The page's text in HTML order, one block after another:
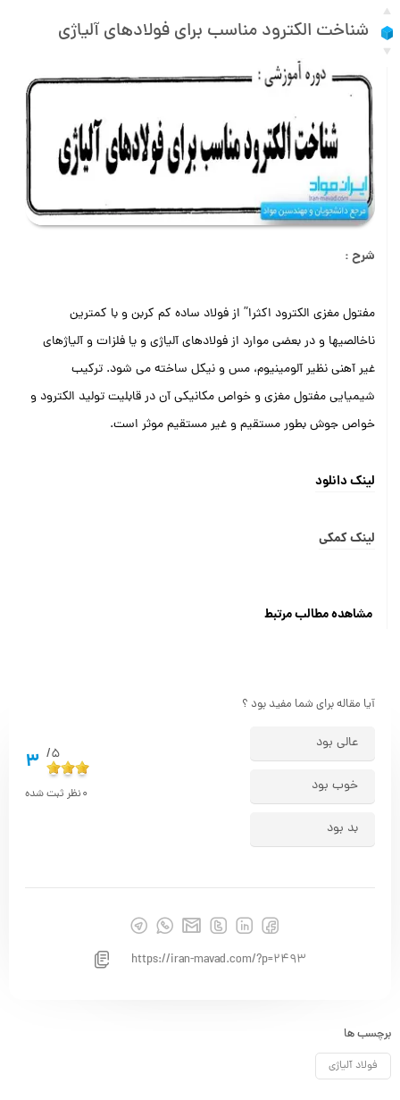
شناخت الکترود مناسب برای فولادهای آلیاژی
شرح :
مفتول مغزی الکترود اکثرا” از فولاد ساده کم کربن و با کمترین
ناخالصیها و در بعضی موارد از فولادهای آلیاژی و یا فلزات و آلیاژهای
غیر آهنی نظیر آلومینیوم، مس و نیکل ساخته می شود. ترکیب
شیمیایی مفتول مغزی و خواص مکانیکی آن در قابلیت تولید الکترود و
خواص جوش بطور مستقیم و غیر مستقیم موثر است.
لینک دانلود
لینک کمکی
مشاهده مطالب مرتبط
آیا مقاله برای شما مفید بود ؟
عالی بود
خوب بود
بد بود
5/
3
0نظر ثبت شده
https://iran-mavad.com/?p=2493
برچسب ها
فولاد آلیاژی